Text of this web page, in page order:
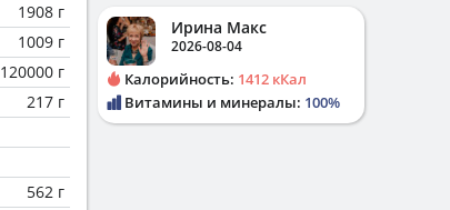
1908 г
1009 г
120000 г
217 г
562 г
Ирина Макс
2026-08-04
Калорийность: 1412 кКал
Витамины и минералы: 100%